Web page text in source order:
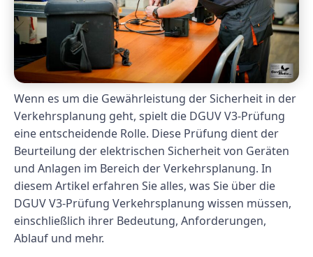
Wenn es um die Gewährleistung der Sicherheit in der
Verkehrsplanung geht, spielt die DGUV V3-Prüfung
eine entscheidende Rolle. Diese Prüfung dient der
Beurteilung der elektrischen Sicherheit von Geräten
und Anlagen im Bereich der Verkehrsplanung. In
diesem Artikel erfahren Sie alles, was Sie über die
DGUV V3-Prüfung Verkehrsplanung wissen müssen,
einschließlich ihrer Bedeutung, Anforderungen,
Ablauf und mehr.